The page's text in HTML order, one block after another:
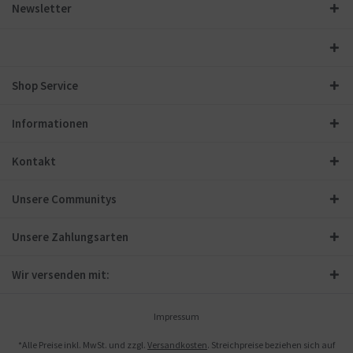
Newsletter
Shop Service
Informationen
Kontakt
Unsere Communitys
Unsere Zahlungsarten
Wir versenden mit:
Impressum
*Alle Preise inkl. MwSt. und zzgl. Versandkosten. Streichpreise beziehen sich auf